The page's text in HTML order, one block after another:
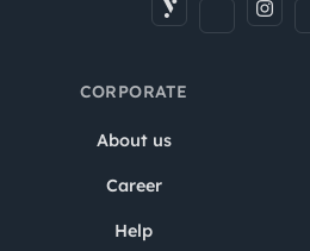
CORPORATE
About us
Career
Help